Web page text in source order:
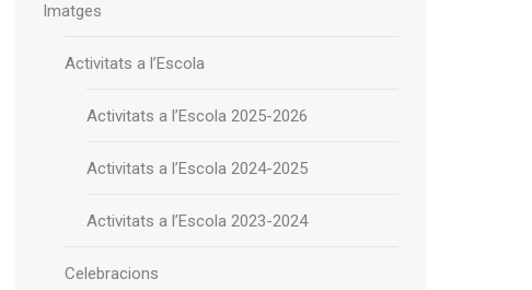
Imatges
Activitats a l’Escola
Activitats a l’Escola 2025-2026
Activitats a l’Escola 2024-2025
Activitats a l’Escola 2023-2024
Celebracions